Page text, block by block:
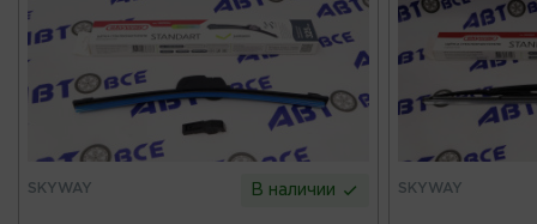
SKYWAY В наличии SKYWAY